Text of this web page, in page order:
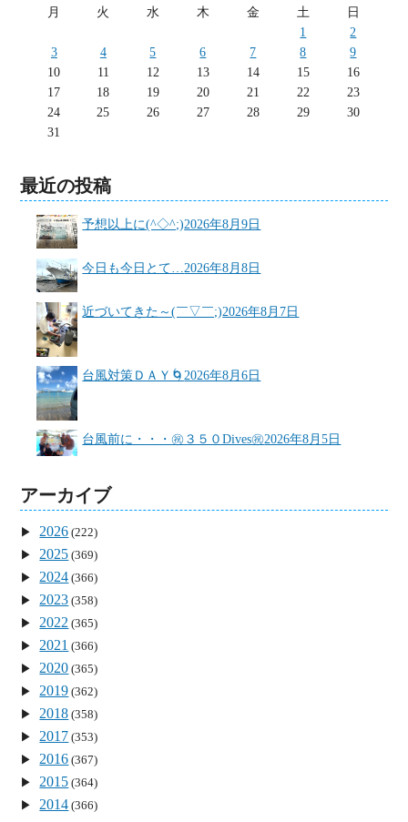
月
火 水 木 金 土
日
1
2
3
4 5 6 7 8
9
10
11 12 13 14 15
16
17
18 19 20 21 22
23
24
25 26 27 28 29
30
31
最近の投稿
予想以上に(^◇^;)2026年8月9日
今日も今日とて… 2026年8月8日
近づいてきた～(￣▽￣;)2026年8月7日
台風対策ＤＡＹ🌀 2026年8月6日
台風前に・・・㊗３５０Dives㊗2026年8月5日
アーカイブ
2026 (222)
2025 (369)
2024 (366)
2023 (358)
2022 (365)
2021 (366)
2020 (365)
2019 (362)
2018 (358)
2017 (353)
2016 (367)
2015 (364)
2014 (366)